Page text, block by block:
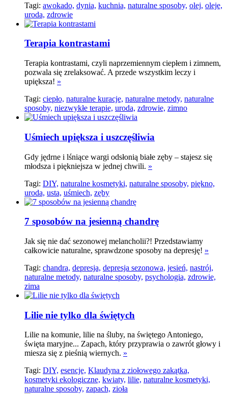
Tagi: awokado, dynia, kuchnia, naturalne sposoby, olej, oleje,
uroda, zdrowie
Terapia kontrastami
Terapia kontrastami, czyli naprzemiennym ciepłem i zimnem,
pozwala się zrelaksować. A przede wszystkim leczy i
upiększa! »
Tagi: ciepło, naturalne kuracje, naturalne metody, naturalne
sposoby, niezwykłe terapie, uroda, zdrowie, zimno
Uśmiech upiększa i uszczęśliwia
Gdy jędrne i lśniące wargi odsłonią białe zęby – stajesz się
młodsza i piękniejsza w jednej chwili. »
Tagi: DIY, naturalne kosmetyki, naturalne sposoby, piękno,
uroda, usta, uśmiech, zęby
7 sposobów na jesienną chandrę
Jak się nie dać sezonowej melancholii?! Przedstawiamy
całkowicie naturalne, sprawdzone sposoby na depresję! »
Tagi: chandra, depresja, depresja sezonowa, jesień, nastrój,
naturalne metody, naturalne sposoby, psychologia, zdrowie,
zima
Lilie nie tylko dla świętych
Lilie na komunie, lilie na śluby, na świętego Antoniego,
święta maryjne... Zapach, który przyprawia o zawrót głowy i
miesza się z pieśnią wiernych. »
Tagi: DIY, esencje, Klaudyna z ziołowego zakątka,
kosmetyki ekologiczne, kwiaty, lilie, naturalne kosmetyki,
naturalne sposoby, zapach, zioła